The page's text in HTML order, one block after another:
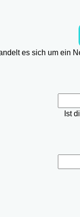
es sich um ein
Ist